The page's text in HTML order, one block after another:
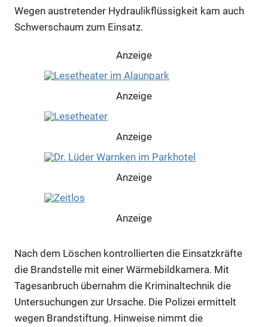
Wegen austretender Hydraulikflüssigkeit kam auch
Schwerschaum zum Einsatz.
Anzeige
Anzeige
Anzeige
Anzeige
Anzeige
Anzeige
Nach dem Löschen kontrollierten die Einsatzkräfte
die Brandstelle mit einer Wärmebildkamera. Mit
Tagesanbruch übernahm die Kriminaltechnik die
Untersuchungen zur Ursache. Die Polizei ermittelt
wegen Brandstiftung. Hinweise nimmt die